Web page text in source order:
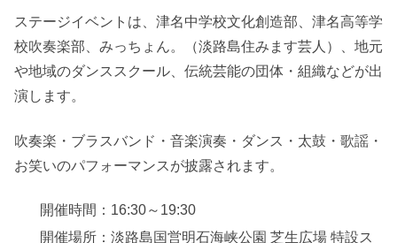
ステージイベントは、津名中学校文化創造部、津名高等学
校吹奏楽部、みっちょん。（淡路島住みます芸人）、地元
や地域のダンススクール、伝統芸能の団体・組織などが出
演します。
吹奏楽・ブラスバンド・音楽演奏・ダンス・太鼓・歌謡・
お笑いのパフォーマンスが披露されます。
開催時間：16:30～19:30
開催場所：淡路島国営明石海峡公園 芝生広場 特設ス